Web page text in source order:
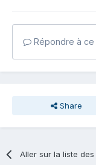
Répondre à
Share
Aller sur la liste des